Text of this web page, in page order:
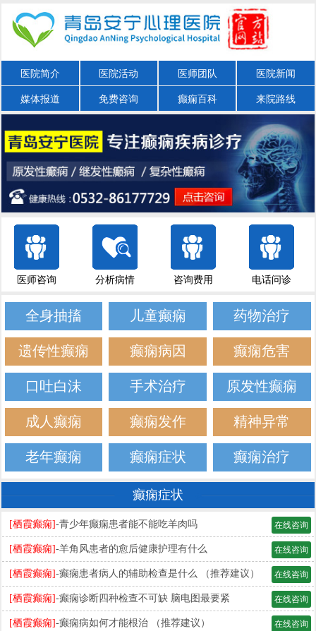
医院简介 医院活动 医师团队 医院新闻
媒体报道 免费咨询 癫痫百科 来院路线
医师咨询 分析病情 咨询费用 电话问诊
全身抽搐 儿童癫痫 药物治疗
遗传性癫痫 癫痫病因 癫痫危害
口吐白沫 手术治疗 原发性癫痫
成人癫痫 癫痫发作 精神异常
老年癫痫 癫痫症状 癫痫治疗
癫痫症状
[栖霞癫痫]-青少年癫痫患者能不能吃羊肉吗 在线咨询
[栖霞癫痫]-羊角风患者的愈后健康护理有什么 在线咨询
[栖霞癫痫]-癫痫患者病人的辅助检查是什么 （推荐建议） 在线咨询
[栖霞癫痫]-癫痫诊断四种检查不可缺 脑电图最要紧 在线咨询
[栖霞癫痫]-癫痫病如何才能根治 （推荐建议） 在线咨询